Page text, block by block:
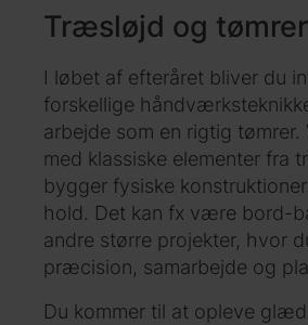
Træsløjd og
I løbet af efteråret bliver du
forskellige
arbejde som en rigtig tømrer.
med klassiske elementer fra
bygger fysiske
hold. Det kan fx være bord-
andre større projekter, hvor
præcision, samarbejde og
Du kommer til at opleve